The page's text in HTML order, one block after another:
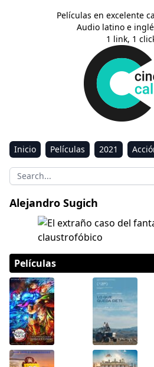
Películas en excelente
Audio latino e
1 link, 1
Inicio Películas 2021
Aventura
Ciencia ficción
Sci-Fi & Fantasy
Alejandro Sugich
El extraño caso del
Películas